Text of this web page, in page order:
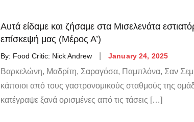
Αυτά είδαμε και ζήσαμε στα Μισελενάτα
επίσκεψή μας (Μέρος Α’)
By: Food Critic: Nick Andrew January 24, 2025
Βαρκελώνη, Μαδρίτη, Σαραγόσα, Παμπλόνα, Σαν
κάποιοι από τους γαστρονομικούς σταθμούς της
κατέγραψε ξανά ορισμένες από τις τάσεις […]